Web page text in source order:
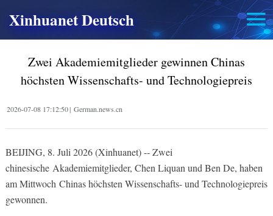
Xinhuanet Deutsch
Zwei Akademiemitglieder gewinnen Chinas
höchsten Wissenschafts- und Technologiepreis
2026-07-08 17:12:50| German.news.cn
BEIJING, 8. Juli 2026 (Xinhuanet) -- Zwei
chinesische Akademiemitglieder, Chen Liquan und Ben De, haben
am Mittwoch Chinas höchsten Wissenschafts- und Technologiepreis
gewonnen.